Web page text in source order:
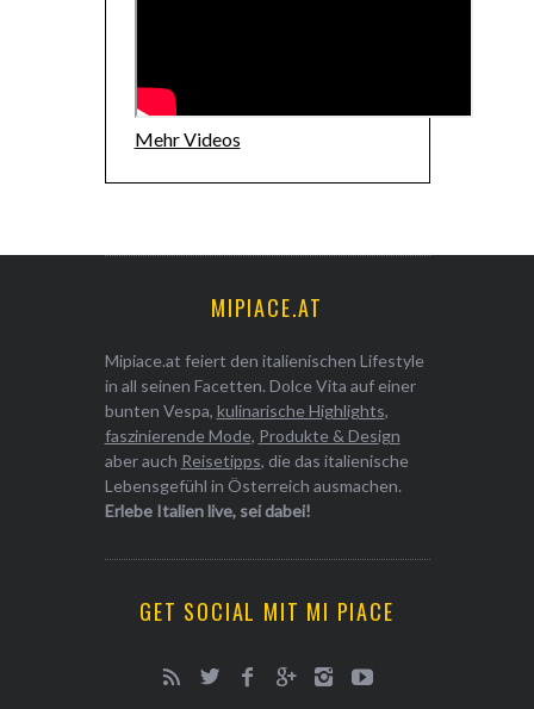
Mehr Videos
MIPIACE.AT
Mipiace.at feiert den italienischen Lifestyle
in all seinen Facetten. Dolce Vita auf einer
bunten Vespa, kulinarische Highlights,
faszinierende Mode, Produkte & Design
aber auch Reisetipps, die das italienische
Lebensgefühl in Österreich ausmachen.
Erlebe Italien live, sei dabei!
GET SOCIAL MIT MI PIACE